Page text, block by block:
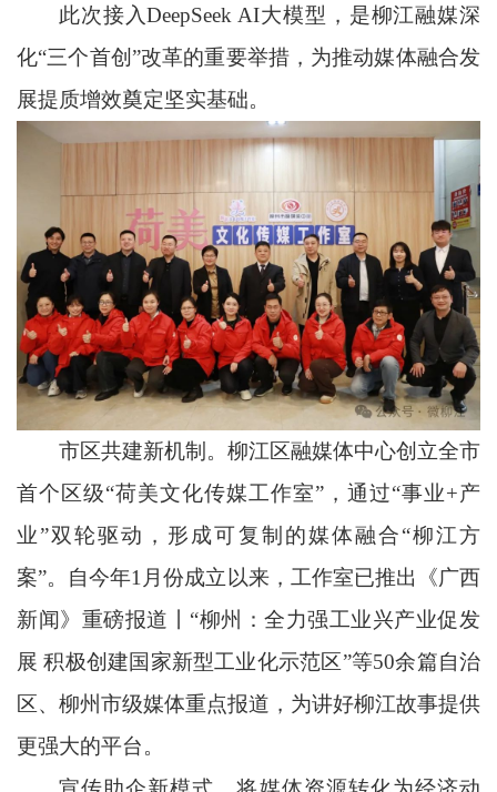
此次接入DeepSeek AI大模型，是柳江融媒深
化“三个首创”改革的重要举措，为推动媒体融合发
展提质增效奠定坚实基础。
市区共建新机制。柳江区融媒体中心创立全市
首个区级“荷美文化传媒工作室”，通过“事业+产
业”双轮驱动，形成可复制的媒体融合“柳江方
案”。自今年1月份成立以来，工作室已推出《广西
新闻》重磅报道丨“柳州：全力强工业兴产业促发
展 积极创建国家新型工业化示范区”等50余篇自治
区、柳州市级媒体重点报道，为讲好柳江故事提供
更强大的平台。